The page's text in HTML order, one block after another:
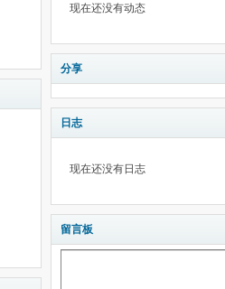
现在还没有动态
分享
日志
现在还没有日志
留言板